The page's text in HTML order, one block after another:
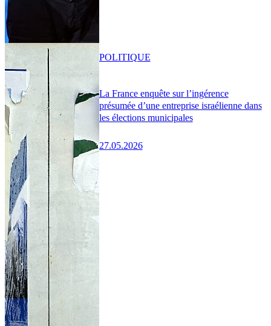
La France enquête sur l’ingérence
présumée d’une entreprise israélienne dans
les élections municipales
27.05.2026
POLITIQUE